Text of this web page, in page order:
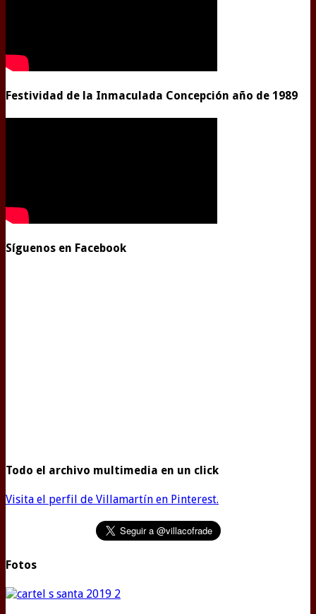
Festividad de la Inmaculada Concepción año de 1989
Síguenos en Facebook
Todo el archivo multimedia en un click
Visita el perfil de Villamartín en Pinterest.
Fotos